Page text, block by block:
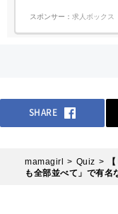
スポンサー： 求人ボックス
SHARE
mamagirl Quiz
も全部並べて」で有名